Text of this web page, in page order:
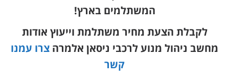
המשתלמים בארץ!
לקבלת הצעת מחיר משתלמת וייעוץ אודות
מחשב ניהול מנוע לרכבי ניסאן אלמרה צרו עמנו
קשר